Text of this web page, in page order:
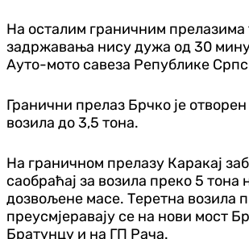
На осталим граничним прелазима
задржавања нису дужа од 30
Ауто-мото савеза Републике
Гранични прелаз Брчко је
возила до 3,5 тона.
На граничном прелазу Каракај
саобраћај за возила преко 5 тона
дозвољене масе. Теретна возила
преусмјеравају се на нови мост
Братунцу и на ГП Рача.